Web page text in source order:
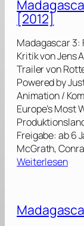
2
l
e
[
2
0
1
9
]
l
r
i
p
[
2
0
1
7
]
[2012]
Madagascar 3:
Kritik von Jens
Trailer von
Powered by
Animation /
Europe’s Most
Freigabe: ab 6
McGrath,
Weiterlesen:
a